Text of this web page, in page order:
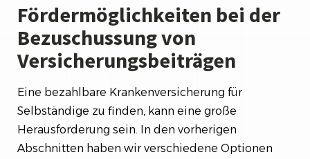
Fördermöglichkeiten bei der
Bezuschussung von
Versicherungsbeiträgen
Eine bezahlbare Krankenversicherung für
Selbständige zu finden, kann eine große
Herausforderung sein. In den vorherigen
Abschnitten haben wir verschiedene Optionen